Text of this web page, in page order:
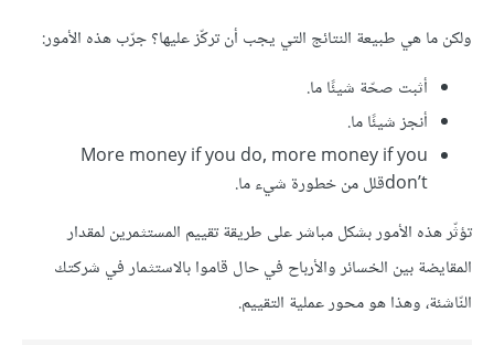
ولكن ما هي طبيعة النتائج التي يجب أن تركّز عليها؟ جرّب هذه اﻷمور:
أثبت صحّة شيئًا ما.
أنجز شيئًا ما.
More money if you do, more money if you
don’tقلل من خطورة شيء ما.
تؤثّر هذه اﻷمور بشكل مباشر على طريقة تقييم المستثمرين لمقدار
المقايضة بين الخسائر واﻷرباح في حال قاموا بالاستثمار في شركتك
النّاشئة، وهذا هو محور عملية التقييم.